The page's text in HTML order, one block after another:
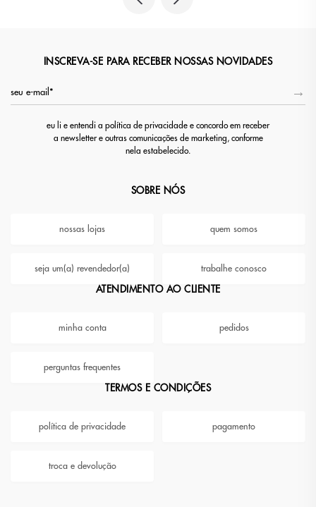
INSCREVA-SE PARA RECEBER NOSSAS NOVIDADES
eu li e entendi a política de privacidade e concordo em receber
a newsletter e outras comunicações de marketing, conforme
nela estabelecido.
SOBRE NÓS
nossas lojas quem somos
seja um(a) revendedor(a) trabalhe conosco
ATENDIMENTO AO CLIENTE
minha conta pedidos
perguntas frequentes
TERMOS E CONDIÇÕES
política de privacidade pagamento
troca e devolução